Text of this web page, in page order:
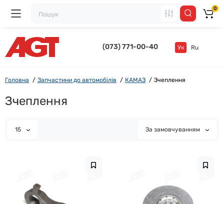
(073) 771-00-40 Ук Ru
0
Головна Запчастини до автомобілів КАМАЗ Зчеплення
Зчеплення
15 За замовчуванням